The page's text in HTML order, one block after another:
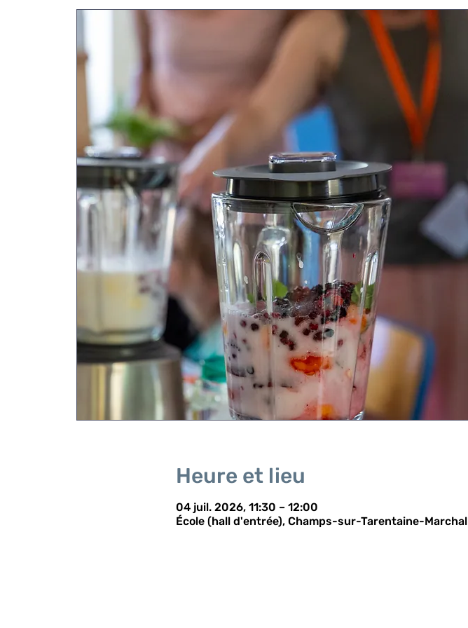
Heure et lieu
04 juil. 2026, 11:30 – 12:00
École (hall d'entrée), Champs-sur-Tarentaine-Marchal